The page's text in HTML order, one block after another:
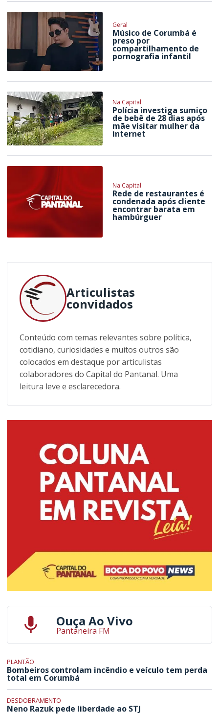
Geral
Músico de Corumbá é
preso por
compartilhamento de
pornografia infantil
Na Capital
Polícia investiga sumiço
de bebê de 28 dias após
mãe visitar mulher da
internet
Na Capital
Rede de restaurantes é
condenada após cliente
encontrar barata em
hambúrguer
Articulistas
convidados
Conteúdo com temas relevantes sobre política,
cotidiano, curiosidades e muitos outros são
colocados em destaque por articulistas
colaboradores do Capital do Pantanal. Uma
leitura leve e esclarecedora.
Ouça Ao Vivo
Pantaneira FM
PLANTÃO
Bombeiros controlam incêndio e veículo tem perda
total em Corumbá
DESDOBRAMENTO
Neno Razuk pede liberdade ao STJ